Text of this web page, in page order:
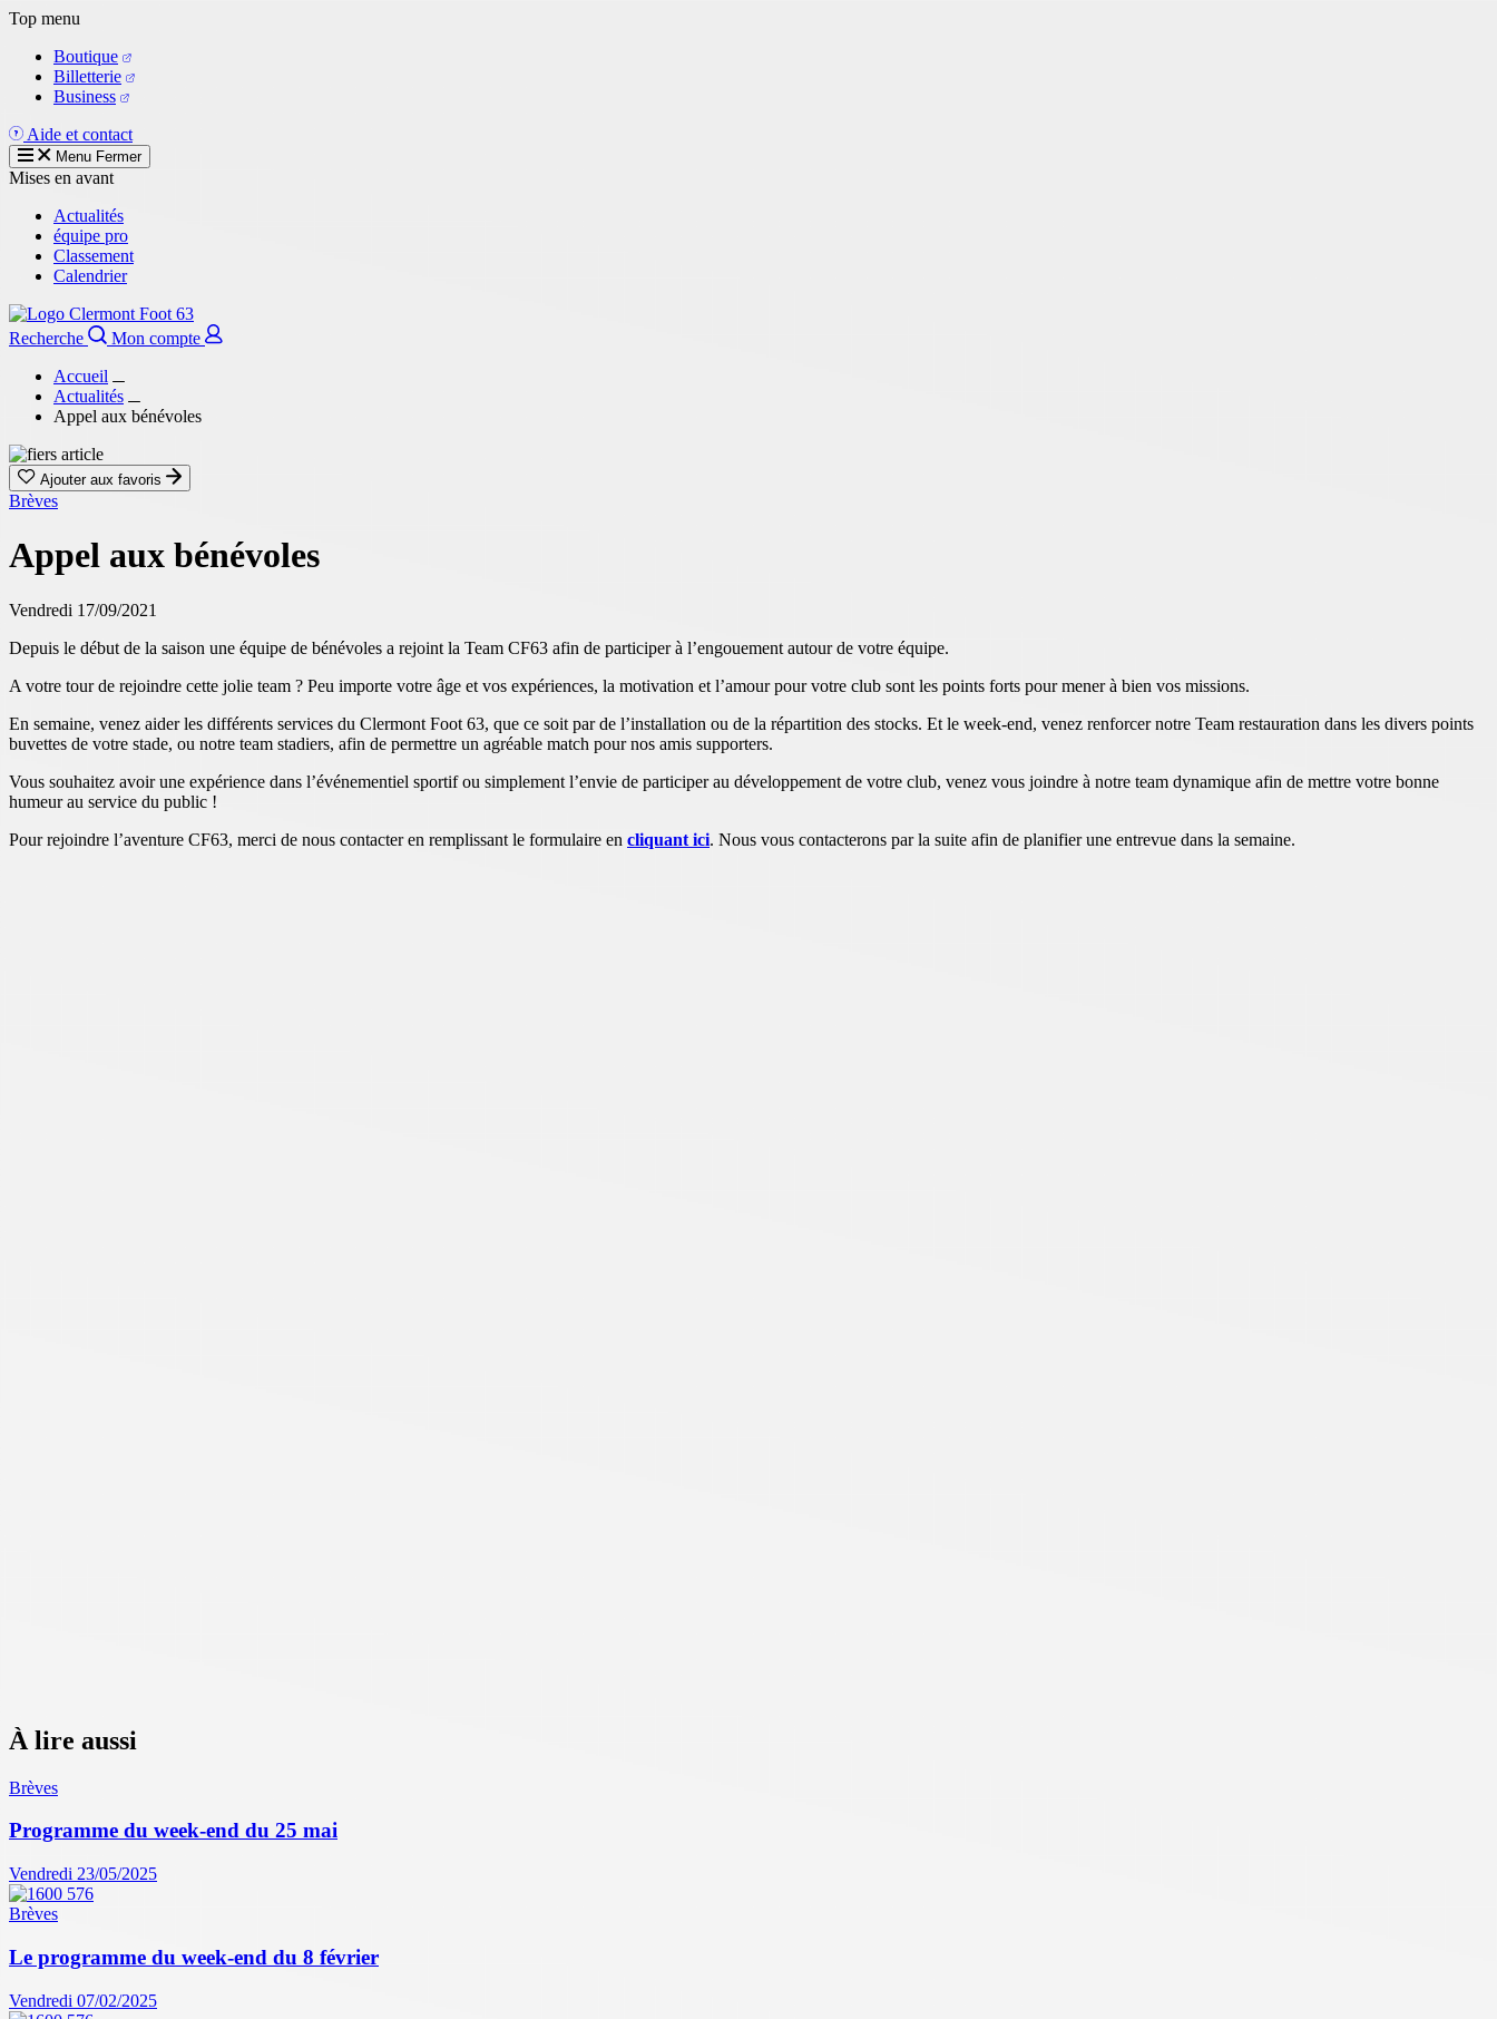
Aller
contenu
principal
Top menu
Boutique
Billetterie
Business
Aide et contact
Menu Fermer
Mises en avant
Actualités
équipe pro
Classement
Calendrier
Recherche
Mon compte
Accueil
Actualités
Appel aux bénévoles
Ajouter aux favoris
Brèves
Appel aux bénévoles
Vendredi 17/09/2021
Depuis le début de la saison une équipe de bénévoles a rejoint la Team CF63 afin de participer à l’engouement autour de votre équipe.
A votre tour de rejoindre cette jolie team ? Peu importe votre âge et vos expériences, la motivation et l’amour pour votre club sont les points forts pour mener à bien vos missions.
En semaine, venez aider les différents services du Clermont Foot 63, que ce soit par de l’installation ou de la répartition des stocks. Et le week-end, venez renforcer notre Team restauration dans les divers points
buvettes de votre stade, ou notre team stadiers, afin de permettre un agréable match pour nos amis supporters.
Vous souhaitez avoir une expérience dans l’événementiel sportif ou simplement l’envie de participer au développement de votre club, venez vous joindre à notre team dynamique afin de mettre votre bonne
humeur au service du public !
Pour rejoindre l’aventure CF63, merci de nous contacter en remplissant le formulaire en cliquant ici. Nous vous contacterons par la suite afin de planifier une entrevue dans la semaine.
À lire aussi
Brèves
Programme du week-end du 25 mai
Vendredi 23/05/2025
Brèves
Le programme du week-end du 8 février
Vendredi 07/02/2025